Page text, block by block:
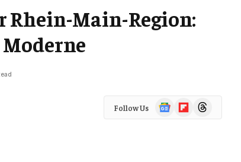
Main-Region:
Follow Us
Google
News
FlipboardThreads